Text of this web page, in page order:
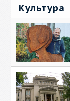
Культура